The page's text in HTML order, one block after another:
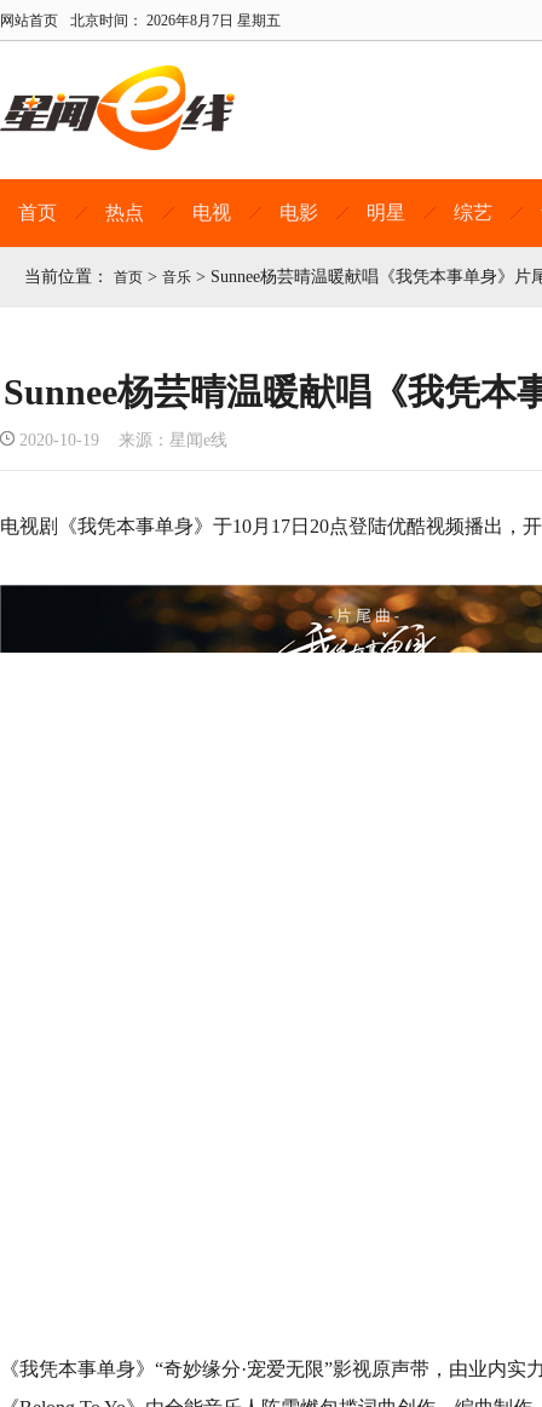
网站首页 北京时间： 2026年8月7日 星期五
首页 热点 电视 电影 明星 综艺
当前位置： 首页 > 音乐 > Sunnee杨芸晴温暖献唱《我凭本事单身》片
Sunnee杨芸晴温暖献唱《我凭本
2020-10-19 来源：星闻e线
电视剧《我凭本事单身》于10月17日20点登陆优酷视频播出，
《我凭本事单身》“奇妙缘分·宠爱无限”影视原声带，由业内